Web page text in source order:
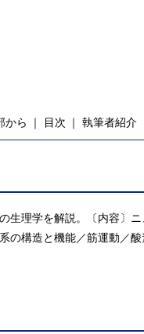
から 目次 執筆者紹介
生理学を解説。〔内容〕
の構造と機能／筋運動／